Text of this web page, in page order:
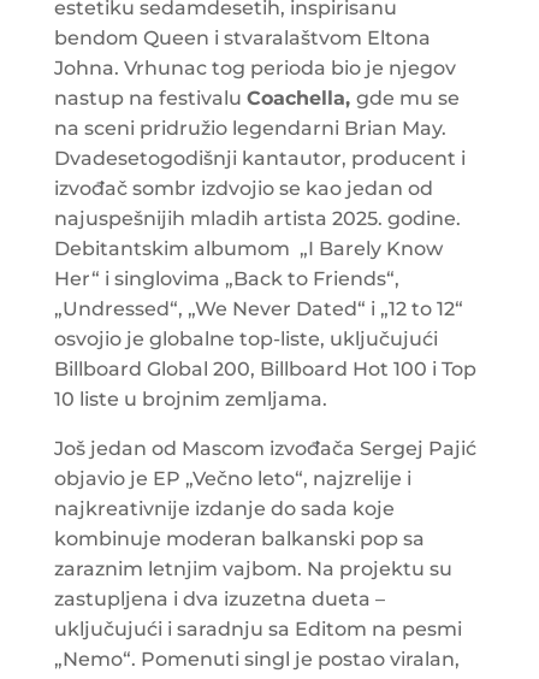
estetiku sedamdesetih, inspirisanu
bendom Queen i stvaralaštvom Eltona
Johna. Vrhunac tog perioda bio je njegov
nastup na festivalu Coachella, gde mu se
na sceni pridružio legendarni Brian May.
Dvadesetogodišnji kantautor, producent i
izvođač sombr izdvojio se kao jedan od
najuspešnijih mladih artista 2025. godine.
Debitantskim albumom „I Barely Know
Her“ i singlovima „Back to Friends“,
„Undressed“, „We Never Dated“ i „12 to 12“
osvojio je globalne top-liste, uključujući
Billboard Global 200, Billboard Hot 100 i Top
10 liste u brojnim zemljama.
Još jedan od Mascom izvođača Sergej Pajić
objavio je EP „Večno leto“, najzrelije i
najkreativnije izdanje do sada koje
kombinuje moderan balkanski pop sa
zaraznim letnjim vajbom. Na projektu su
zastupljena i dva izuzetna dueta –
uključujući i saradnju sa Editom na pesmi
„Nemo“. Pomenuti singl je postao viralan,